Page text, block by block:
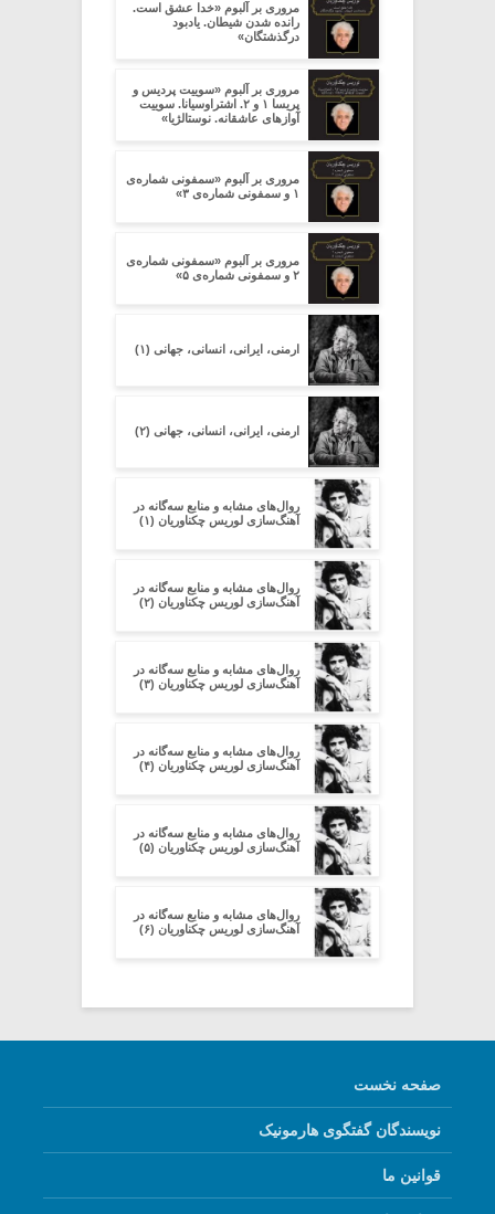
مروری بر آلبوم «خدا عشق است.
رانده شدن شیطان. یادبود
درگذشتگان»
مروری بر آلبوم «سوییت پردیس و
پریسا ۱ و ۲. اشتراوسیانا. سوییت
آوازهای عاشقانه. نوستالژیا»
مروری بر آلبوم «سمفونی شماره‌ی
۱ و سمفونی شماره‌ی ۳»
مروری بر آلبوم «سمفونی شماره‌ی
۲ و سمفونی شماره‌ی ۵»
ارمنی، ایرانی، انسانی، جهانی (۱)
ارمنی، ایرانی، انسانی، جهانی (۲)
روال‌های مشابه و منابع سه‌گانه در
آهنگ‌سازی لوریس چکناوریان (۱)
روال‌های مشابه و منابع سه‌گانه در
آهنگ‌سازی لوریس چکناوریان (۲)
روال‌های مشابه و منابع سه‌گانه در
آهنگ‌سازی لوریس چکناوریان (۳)
روال‌های مشابه و منابع سه‌گانه در
آهنگ‌سازی لوریس چکناوریان (۴)
روال‌های مشابه و منابع سه‌گانه در
آهنگ‌سازی لوریس چکناوریان (۵)
روال‌های مشابه و منابع سه‌گانه در
آهنگ‌سازی لوریس چکناوریان (۶)
صفحه نخست
نویسندگان گفتگوی هارمونیک
قوانین ما